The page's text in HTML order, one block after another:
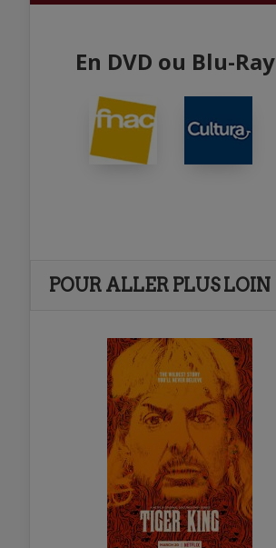
En DVD ou Blu-Ray
POUR ALLER PLUS LOIN